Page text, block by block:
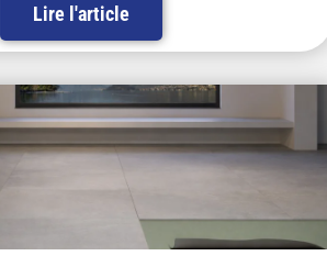
Lire l'article